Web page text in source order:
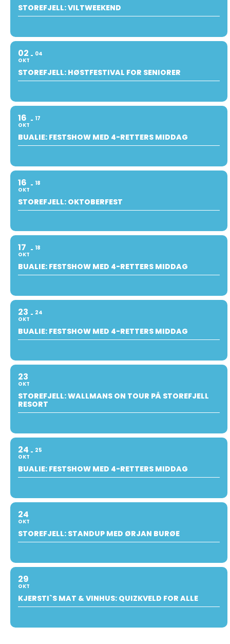
STOREFJELL: VILTWEEKEND
02
OKT
04
STOREFJELL: HØSTFESTIVAL FOR SENIORER
16
OKT
17
BUALIE: FESTSHOW MED 4-RETTERS MIDDAG
16
OKT
18
STOREFJELL: OKTOBERFEST
17
OKT
18
BUALIE: FESTSHOW MED 4-RETTERS MIDDAG
23
OKT
24
BUALIE: FESTSHOW MED 4-RETTERS MIDDAG
23
OKT
STOREFJELL: WALLMANS ON TOUR PÅ STOREFJELL
RESORT
24
OKT
25
BUALIE: FESTSHOW MED 4-RETTERS MIDDAG
24
OKT
STOREFJELL: STANDUP MED ØRJAN BURØE
29
OKT
KJERSTI`S MAT & VINHUS: QUIZKVELD FOR ALLE